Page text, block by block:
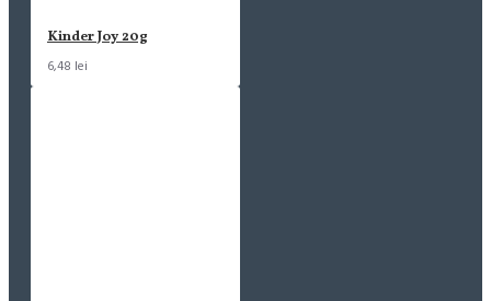
Kinder Joy 20g
6,48 lei